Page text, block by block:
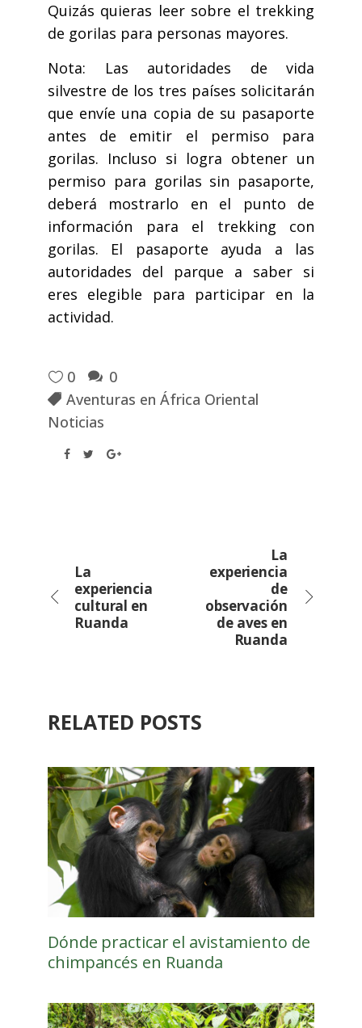
Quizás quieras leer sobre el trekking
de gorilas para personas mayores.
Nota: Las autoridades de vida
silvestre de los tres países solicitarán
que envíe una copia de su pasaporte
antes de emitir el permiso para
gorilas. Incluso si logra obtener un
permiso para gorilas sin pasaporte,
deberá mostrarlo en el punto de
información para el trekking con
gorilas. El pasaporte ayuda a las
autoridades del parque a saber si
eres elegible para participar en la
actividad.
0
0
Aventuras en África Oriental
Noticias
La
experiencia
cultural en
Ruanda
La
experiencia
de
observación
de aves en
Ruanda
RELATED POSTS
Dónde practicar el avistamiento de
chimpancés en Ruanda